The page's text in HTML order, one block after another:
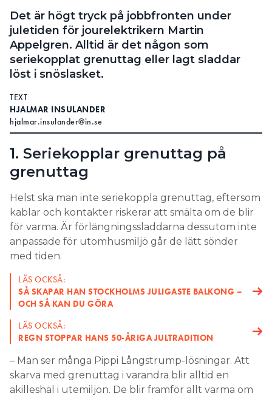
Det är högt tryck på jobbfronten under
juletiden för jourelektrikern Martin
Appelgren. Alltid är det någon som
seriekopplat grenuttag eller lagt sladdar
löst i snöslasket.
TEXT
HJALMAR INSULANDER
hjalmar.insulander@in.se
1. Seriekopplar grenuttag på
grenuttag
Helst ska man inte seriekoppla grenuttag, eftersom
kablar och kontakter riskerar att smälta om de blir
för varma. Är förlängningssladdarna dessutom inte
anpassade för utomhusmiljö går de lätt sönder
med tiden.
LÄS OCKSÅ:
SÅ SKAPAR HAN STOCKHOLMS JULIGASTE BALKONG –
OCH SÅ KAN DU GÖRA
LÄS OCKSÅ:
REGN STOPPAR HANS 50-ÅRIGA JULTRADITION
– Man ser många Pippi Långstrump-lösningar. Att
skarva med grenuttag i varandra blir alltid en
akilleshäl i utemiljön. De blir framför allt varma om